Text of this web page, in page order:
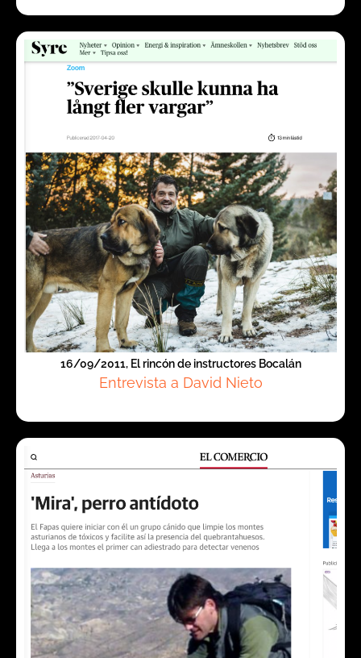
16/09/2011, El rincón de instructores Bocalán
Entrevista a David Nieto